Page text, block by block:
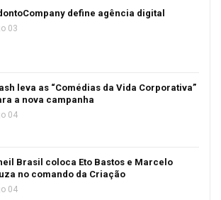
define agência digital
03
leva as “Comédias da Vida Corporativa”
a nova campanha
04
Brasil coloca Eto Bastos e Marcelo
no comando da Criação
04